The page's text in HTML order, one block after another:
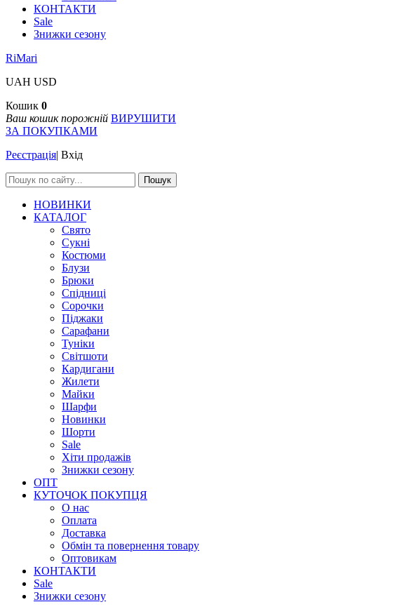
КОНТАКТИ
Sale
Знижки сезону
RiMari
UAH USD
Кошик 0
Ваш кошик порожній ВИРУШИТИ
ЗА ПОКУПКАМИ
Реєстрація| Вхід
Пошук
НОВИНКИ
КАТАЛОГ
Свято
Сукні
Костюми
Блузи
Брюки
Спідниці
Сорочки
Піджаки
Сарафани
Туніки
Світшоти
Кардигани
Жилети
Майки
Шарфи
Новинки
Шорти
Sale
Хіти продажів
Знижки сезону
ОПТ
КУТОЧОК ПОКУПЦЯ
О нас
Оплата
Доставка
Обмін та повернення товару
Оптовикам
КОНТАКТИ
Sale
Знижки сезону